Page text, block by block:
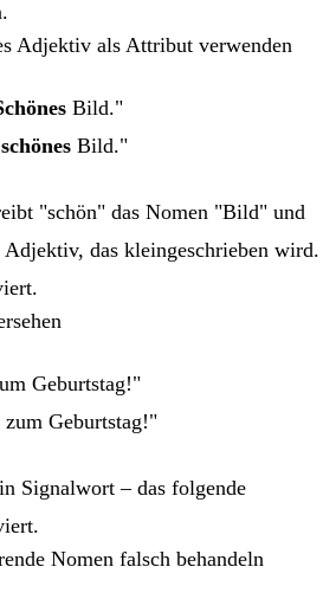
Adjektiv als Attribut verwenden
Bild."
schönes Bild."
"schön" das Nomen "Bild" und
das kleingeschrieben wird.
Geburtstag!"
zum Geburtstag!"
Signalwort – das folgende
Nomen falsch behandeln